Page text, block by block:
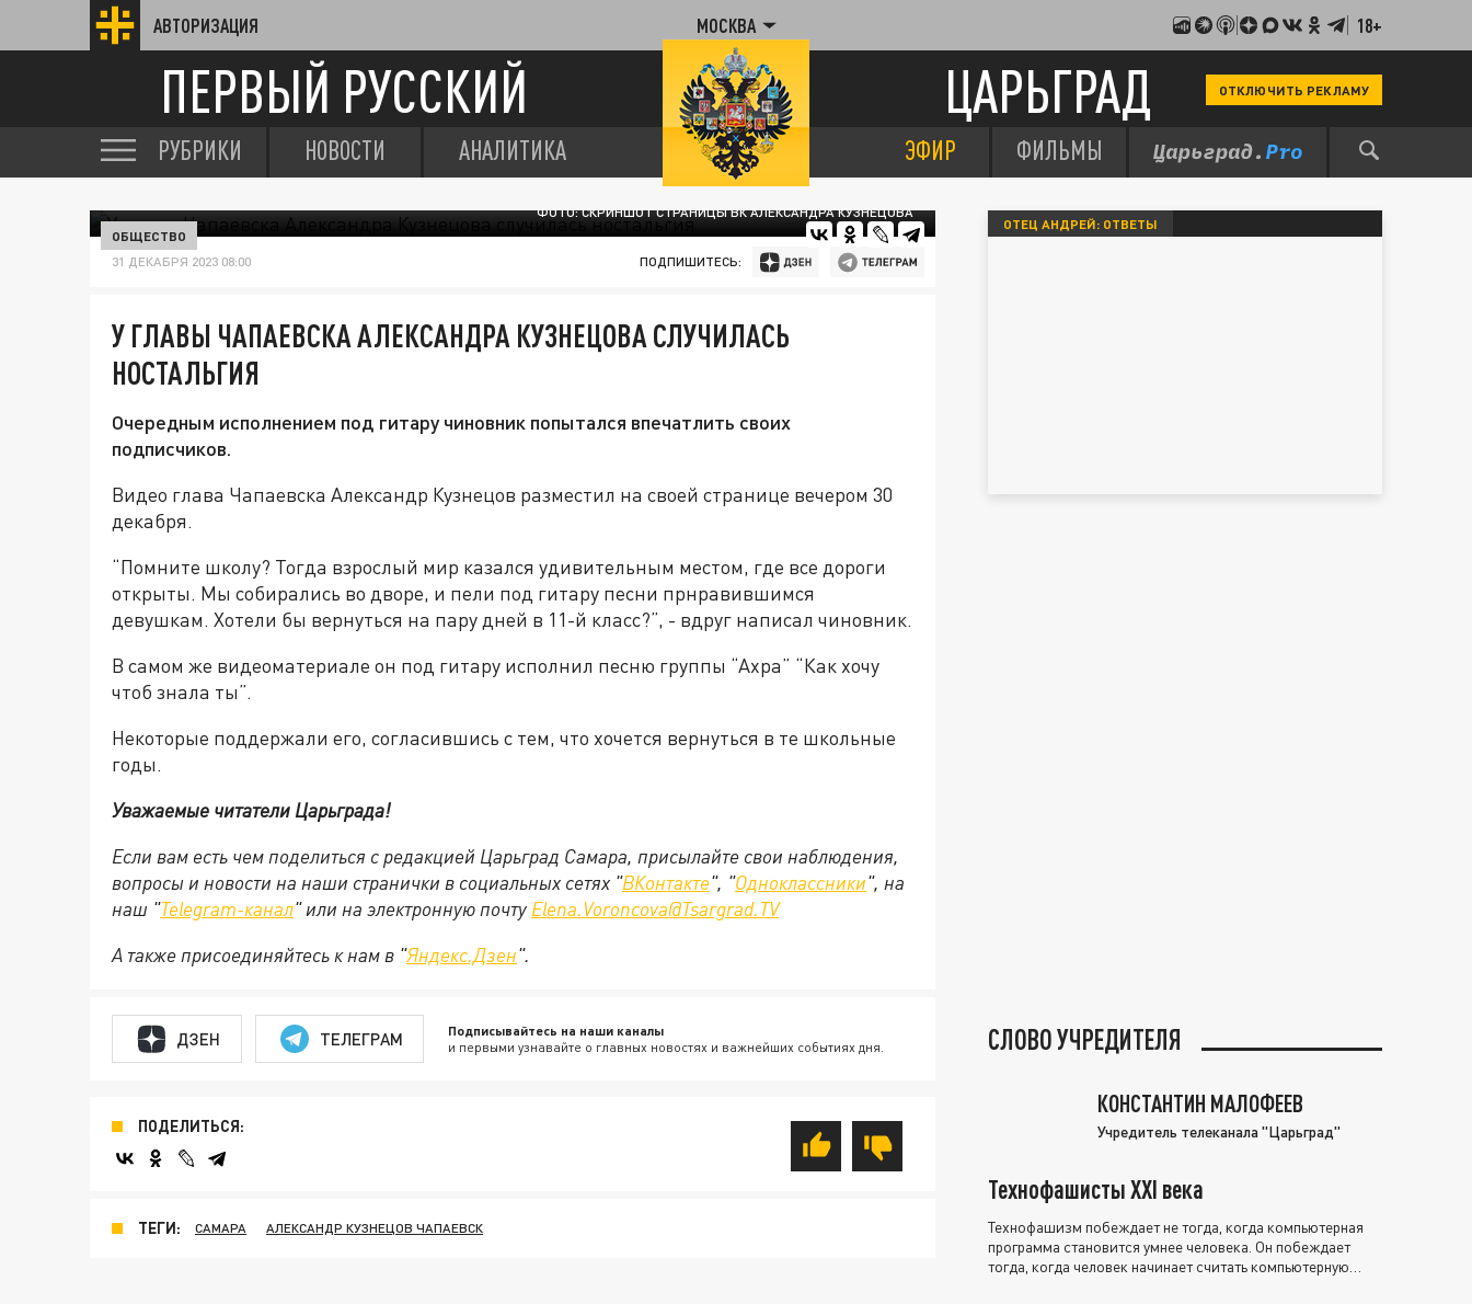
АВТОРИЗАЦИЯ МОСКВА 18+
ПЕРВЫЙ РУССКИЙ ЦАРЬГРАД ОТКЛЮЧИТЬ РЕКЛАМУ
РУБРИКИ НОВОСТИ АНАЛИТИКА ЭФИР ФИЛЬМЫ
ФОТО: СКРИНШОТ СТРАНИЦЫ ВК АЛЕКСАНДРА КУЗНЕЦОВА
ОБЩЕСТВО
31 ДЕКАБРЯ 2023 08:00 ПОДПИШИТЕСЬ:
У ГЛАВЫ ЧАПАЕВСКА АЛЕКСАНДРА КУЗНЕЦОВА СЛУЧИЛАСЬ
НОСТАЛЬГИЯ
Очередным исполнением под гитару чиновник попытался впечатлить своих
подписчиков.
Видео глава Чапаевска Александр Кузнецов разместил на своей странице вечером 30
декабря.
“Помните школу? Тогда взрослый мир казался удивительным местом, где все дороги
открыты. Мы собирались во дворе, и пели под гитару песни прнравившимся
девушкам. Хотели бы вернуться на пару дней в 11-й класc?”, - вдруг написал чиновник.
В самом же видеоматериале он под гитару исполнил песню группы “Ахра” “Как хочу
чтоб знала ты”.
Некоторые поддержали его, согласившись с тем, что хочется вернуться в те школьные
годы.
Уважаемые читатели Царьграда!
Если вам есть чем поделиться с редакцией Царьград Самара, присылайте свои наблюдения,
вопросы и новости на наши странички в социальных сетях "ВКонтакте", "Одноклассники", на
наш "Telegram-канал" или на электронную почту Elena.Voroncova@Tsargrad.TV
А также присоединяйтесь к нам в "Яндекс.Дзен".
ДЗЕН ТЕЛЕГРАМ Подписывайтесь на наши каналы
и первыми узнавайте о главных новостях и важнейших событиях дня.
ПОДЕЛИТЬСЯ:
ТЕГИ: САМАРА АЛЕКСАНДР КУЗНЕЦОВ ЧАПАЕВСК
ОТЕЦ АНДРЕЙ: ОТВЕТЫ
СЛОВО УЧРЕДИТЕЛЯ
КОНСТАНТИН МАЛОФЕЕВ
Учредитель телеканала "Царьград"
Технофашисты XXI века
Технофашизм побеждает не тогда, когда компьютерная
программа становится умнее человека. Он побеждает
тогда, когда человек начинает считать компьютерную